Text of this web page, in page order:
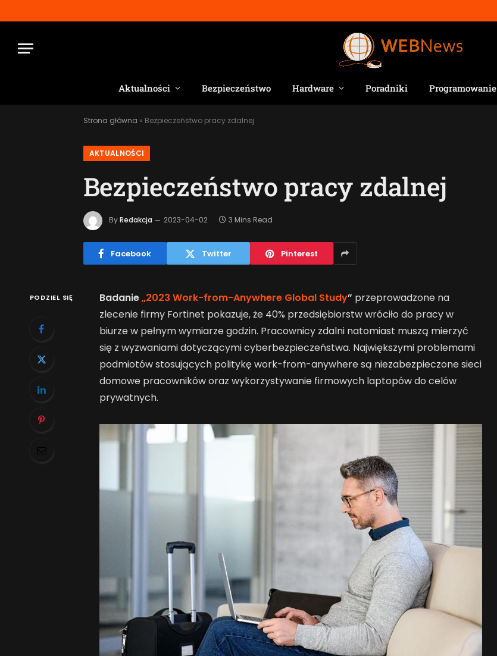
Aktualności Bezpieczeństwo Hardware Poradniki Programowanie
Strona główna » Bezpieczeństwo pracy zdalnej
AKTUALNOŚCI
Bezpieczeństwo pracy zdalnej
By Redakcja 2023-04-02 3 Mins Read
Facebook Twitter Pinterest
PODZIEL SIĘ Badanie„2023 Work-from-Anywhere Global Study” przeprowadzone na
zlecenie firmy Fortinet pokazuje, że 40% przedsiębiorstw wróciło do pracy w
biurze w pełnym wymiarze godzin. Pracownicy zdalni natomiast muszą mierzyć
się z wyzwaniami dotyczącymi cyberbezpieczeństwa. Największymi problemami
podmiotów stosujących politykę work-from-anywhere są niezabezpieczone sieci
domowe pracowników oraz wykorzystywanie firmowych laptopów do celów
prywatnych.
Jak AI zmienia e-
commerce?